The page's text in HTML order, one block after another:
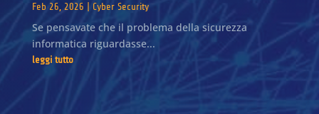
Feb 26, 2026 Cyber Security
Se pensavate che il problema della sicurezza
informatica riguardasse...
leggi tutto